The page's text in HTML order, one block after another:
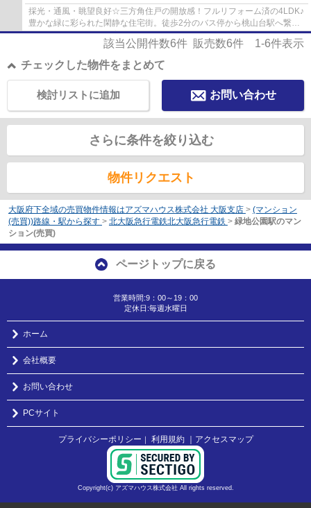
採光・通風・眺望良好☆三方角住戸の開放感！フルリフォーム済の4LDK♪
豊かな緑に彩られた閑静な住宅街。徒歩2分のバス停から桃山台駅へ繋が
るバス路線も充実！教育＆買物施設が徒歩圏内...
該当公開件数6件 販売数6件 1-6件表示
チェックした物件をまとめて
お問い合わせ
検討リストに追加
さらに条件を絞り込む
物件リクエスト
大阪府下全域の売買物件情報はアズマハウス株式会社 大阪支店 > (マンション
(売買))路線・駅から探す > 北大阪急行電鉄北大阪急行電鉄 > 緑地公園駅のマン
ション(売買)
ページトップに戻る
営業時間:9：00～19：00
定休日:毎週水曜日
ホーム
会社概要
お問い合わせ
PCサイト
プライバシーポリシー ｜ 利用規約 ｜アクセスマップ
Copyright(c) アズマハウス株式会社 All rights reserved.